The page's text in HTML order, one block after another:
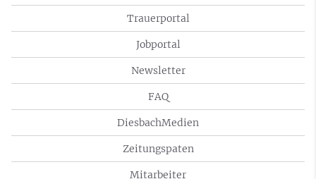
Trauerportal
Jobportal
Newsletter
FAQ
DiesbachMedien
Zeitungspaten
Mitarbeiter